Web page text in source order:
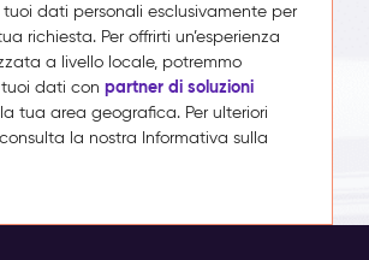
tuoi dati personali esclusivamente per
richiesta. Per offrirti un’esperienza
a livello locale, potremmo
dati con partner di soluzioni
tua area geografica. Per ulteriori
la nostra Informativa sulla